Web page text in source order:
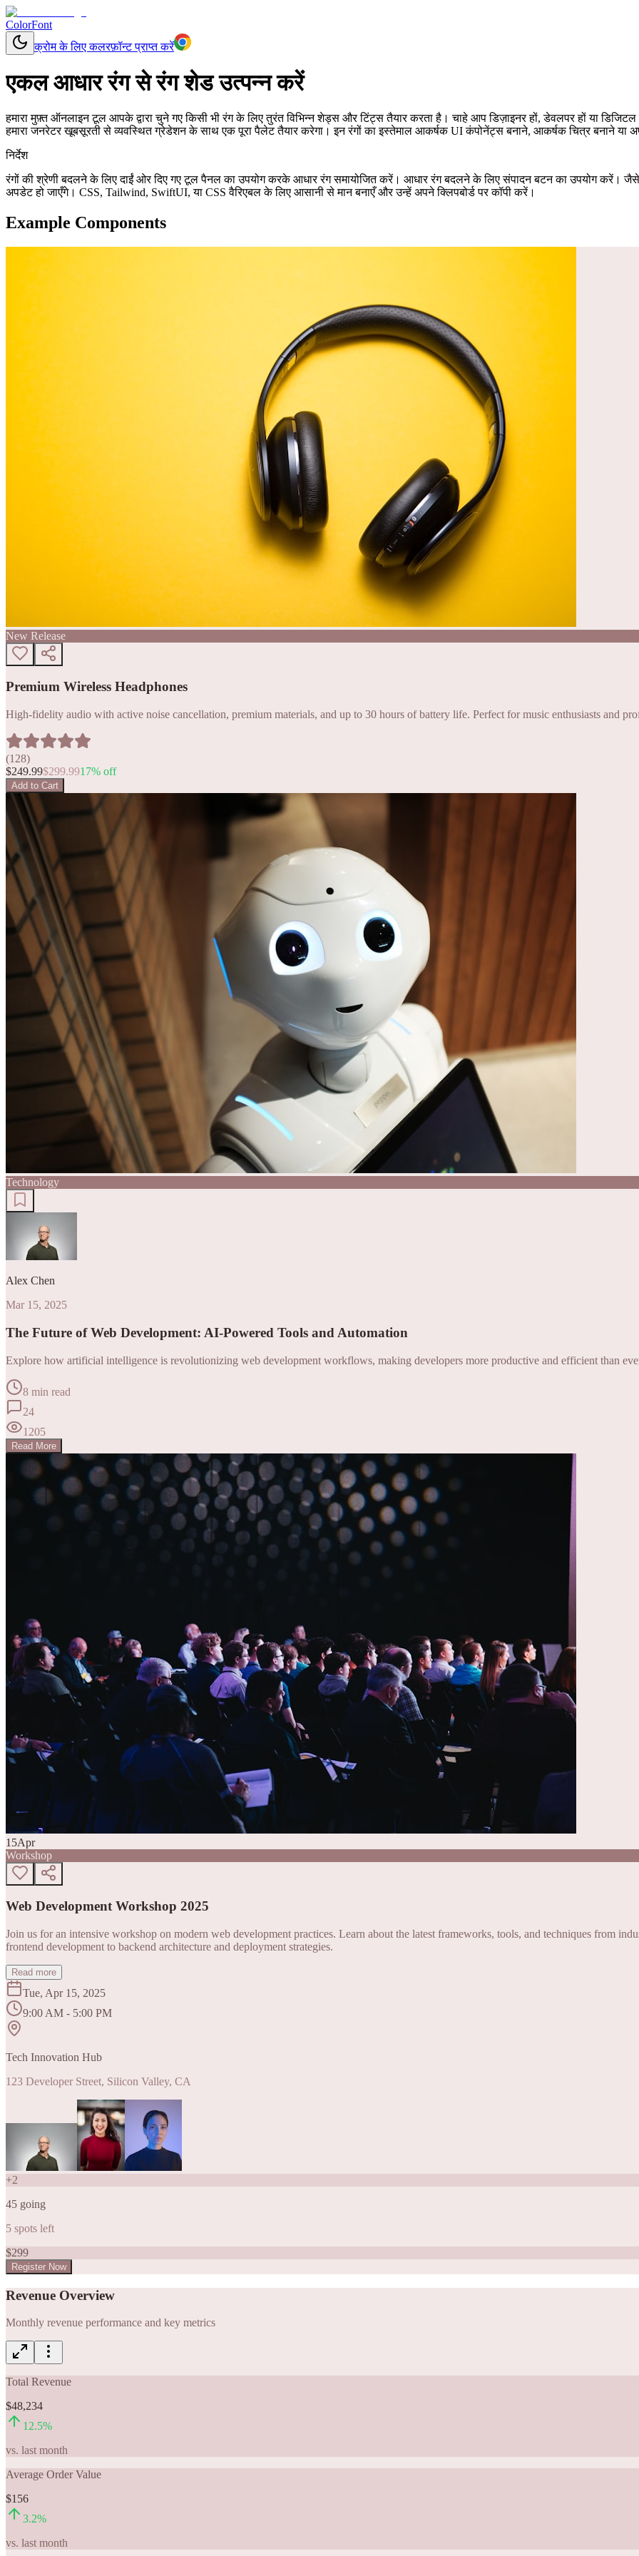
ColorFont
क्रोम के लिए कलरफ़ॉन्ट प्राप्त करें
एकल आधार रंग से रंग शेड उत्पन्न करें
हमारा मुफ़्त ऑनलाइन टूल आपके द्वारा चुने गए किसी भी रंग के लिए तुरंत विभिन्न शेड्स और टिंट्स तैयार करता है। चाहे आप डिज़ाइनर हों, डेवलपर हों या
हमारा जनरेटर खूबसूरती से व्यवस्थित ग्रेडेशन के साथ एक पूरा पैलेट तैयार करेगा। इन रंगों का इस्तेमाल आकर्षक UI कंपोनेंट्स बनाने, आकर्षक चित्र बनाने या
निर्देश
रंगों की श्रेणी बदलने के लिए दाईं ओर दिए गए टूल पैनल का उपयोग करके आधार रंग समायोजित करें। आधार रंग बदलने के लिए संपादन बटन का उपयोग करें। जैसे
अपडेट हो जाएँगे। CSS, Tailwind, SwiftUI, या CSS वैरिएबल के लिए आसानी से मान बनाएँ और उन्हें अपने क्लिपबोर्ड पर कॉपी करें।
Example Components
New Release
Premium Wireless Headphones
High-fidelity audio with active noise cancellation, premium materials, and up to 30 hours of battery life. Perfect for music enthusiasts and
(128)
$249.99$299.9917% off
Add to Cart
Technology
Alex Chen
Mar 15, 2025
The Future of Web Development: AI-Powered Tools and Automation
Explore how artificial intelligence is revolutionizing web development workflows, making developers more productive and efficient than
8 min read
24
1205
Read More
15Apr
Workshop
Web Development Workshop 2025
Join us for an intensive workshop on modern web development practices. Learn about the latest frameworks, tools, and techniques from
frontend development to backend architecture and deployment strategies.
Read more
Tue, Apr 15, 2025
9:00 AM - 5:00 PM
Tech Innovation Hub
123 Developer Street, Silicon Valley, CA
+2
45 going
5 spots left
$299
Register Now
Revenue Overview
Monthly revenue performance and key metrics
Total Revenue
$48,234
12.5%
vs. last month
Average Order Value
$156
3.2%
vs. last month